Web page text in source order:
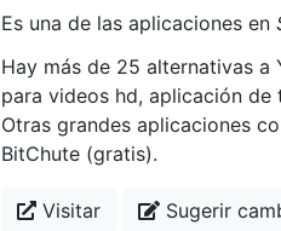
Es una de las aplicaciones en
Hay más de 25 alternativas a
para videos hd, aplicación de
Otras grandes aplicaciones
BitChute (gratis).
Visitar Sugerir